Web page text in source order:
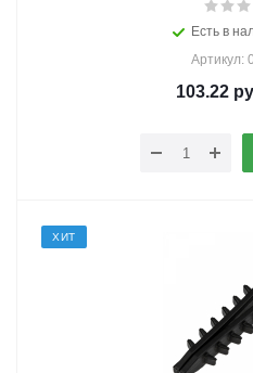
Есть в
Артикул:
103.22
ХИТ